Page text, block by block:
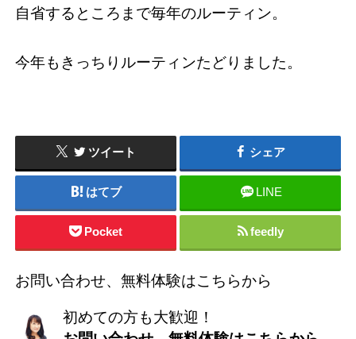
自省するところまで毎年のルーティン。
今年もきっちりルーティンたどりました。
ツイート シェア
はてブ LINE
Pocket feedly
お問い合わせ、無料体験はこちらから
初めての方も大歓迎！